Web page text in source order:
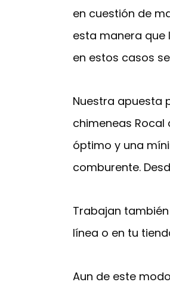
en cuestión de
esta manera que
en estos casos
Nuestra apuesta
chimeneas
óptimo y una
comburente.
Trabajan
línea o en tu
Aun de este